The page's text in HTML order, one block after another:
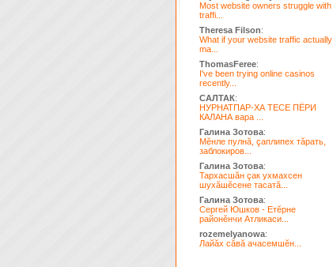
Most website owners struggle with
traffi...
Theresa Filson:
What if your website traffic actually
ma...
ThomasFeree:
I've been trying online casinos
recently...
САЛТАК:
НУРНАТПАР-ХА ТЕСЕ ПЁРИ
КАЛАНА вара ...
Галина Зотова:
Мĕнле пулнă, çаплипех тăрать,
заблокиров...
Галина Зотова:
Тархасшăн çак ухмахсен
шухăшĕсене тасатă...
Галина Зотова:
Сергей Юшков - Етĕрне
районĕнчи Атликаси...
rozemelyanowa:
Лайăх сăвă ачасемшĕн...